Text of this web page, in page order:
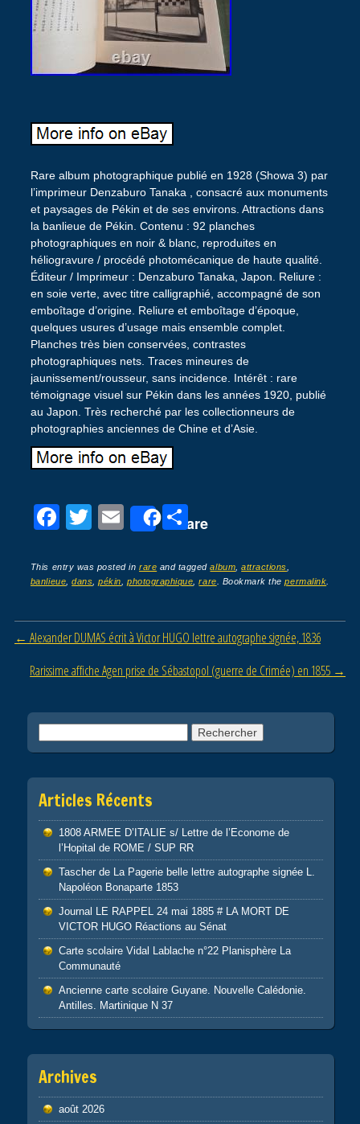
Rare album photographique publié en 1928 (Showa 3) par
l’imprimeur Denzaburo Tanaka , consacré aux monuments
et paysages de Pékin et de ses environs. Attractions dans
la banlieue de Pékin. Contenu : 92 planches
photographiques en noir & blanc, reproduites en
héliogravure / procédé photomécanique de haute qualité.
Éditeur / Imprimeur : Denzaburo Tanaka, Japon. Reliure :
en soie verte, avec titre calligraphié, accompagné de son
emboîtage d’origine. Reliure et emboîtage d’époque,
quelques usures d’usage mais ensemble complet.
Planches très bien conservées, contrastes
photographiques nets. Traces mineures de
jaunissement/rousseur, sans incidence. Intérêt : rare
témoignage visuel sur Pékin dans les années 1920, publié
au Japon. Très recherché par les collectionneurs de
photographies anciennes de Chine et d’Asie.
F
c
e
b
o
o
T
tt
er
E
ail
Share
P
ta
g
er
This entry was posted inrare and taggedalbum ,attractions
banlieue ,dans ,pékin ,photographique ,rare . Bookmark thepermalink
Post navigation
← Alexander DUMAS écrit à Victor HUGO lettre autographe signée, 1836
Rarissime affiche Agen prise de Sébastopol (guerre de Crimée) en 1855 →
Articles Récents
1808 ARMEE D’ITALIE s/ Lettre de l’Econome de
l’Hopital de ROME / SUP RR
Tascher de La Pagerie belle lettre autographe signée L.
Napoléon Bonaparte 1853
Journal LE RAPPEL 24 mai 1885 # LA MORT DE
VICTOR HUGO Réactions au Sénat
Carte scolaire Vidal Lablache n°22 Planisphère La
Communauté
Ancienne carte scolaire Guyane. Nouvelle Calédonie.
Antilles. Martinique N 37
Archives
août 2026